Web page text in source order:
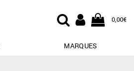
0,00€
MARQUES